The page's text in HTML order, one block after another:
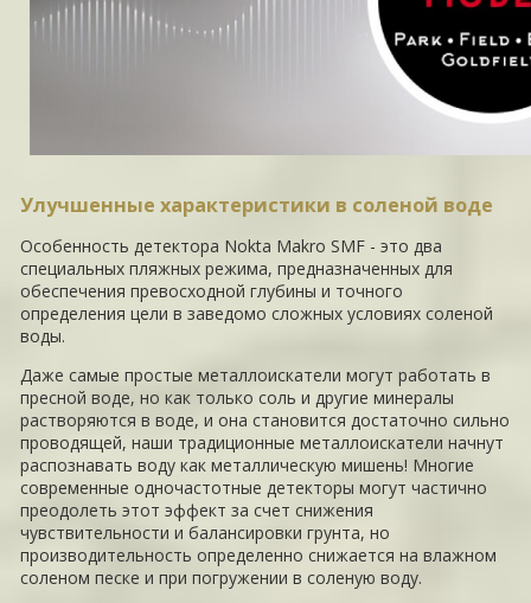
Улучшенные характеристики в соленой воде
Особенность детектора Nokta Makro SMF - это два
специальных пляжных режима, предназначенных для
обеспечения превосходной глубины и точного
определения цели в заведомо сложных условиях соленой
воды.
Даже самые простые металлоискатели могут работать в
пресной воде, но как только соль и другие минералы
растворяются в воде, и она становится достаточно сильно
проводящей, наши традиционные металлоискатели начнут
распознавать воду как металлическую мишень! Многие
современные одночастотные детекторы могут частично
преодолеть этот эффект за счет снижения
чувствительности и балансировки грунта, но
производительность определенно снижается на влажном
соленом песке и при погружении в соленую воду.